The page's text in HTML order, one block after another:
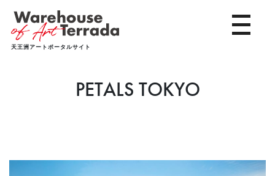
天王洲アートポータルサイト
toggle
PETALS TOKYO